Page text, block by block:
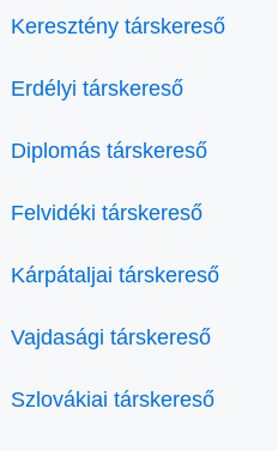
Keresztény társkereső
Erdélyi társkereső
Diplomás társkereső
Felvidéki társkereső
Kárpátaljai társkereső
Vajdasági társkereső
Szlovákiai társkereső